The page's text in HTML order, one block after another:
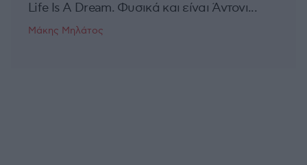
Life Is A Dream. Φυσικά και είναι Άντονι...
Μάκης Μηλάτος